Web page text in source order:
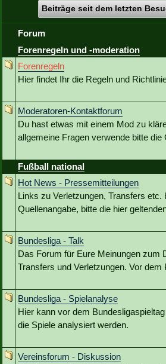
Spielanalyse
Vereinsdiskussion
Vereinsfragen
Beiträge seit dem letzten
Forum
Forenregeln und -moderation
Forenregeln
Hier findet Ihr die Regeln und
Moderatoren-Kontaktforum
Du hast etwas mit einem Mod zu
allgemeine Fragen verwende bitte
Fußball national
Hot News - Pressemitteilungen
Links zu Verletzungen, Transfers
Quellenangabe, bitte die hier
Bundesliga - Talk
Das Forum für Eure Meinungen zum
Transfers und Verletzungen. Vor dem
Bundesliga - Spielanalyse
Hier kann vor dem
die Spiele analysiert werden.
Vereinsforum - Diskussion